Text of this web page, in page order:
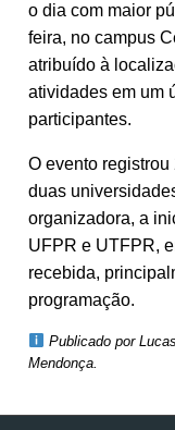
o dia com maior
feira, no campus
atribuído à
atividades em um
participantes.
O evento
duas
organizadora, a
UFPR e UTFPR,
recebida,
programação.
Publicado por
Mendonça.